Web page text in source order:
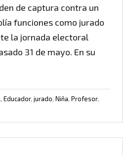
de captura contra un
funciones como jurado
la jornada electoral
31 de mayo. En su
, Educador, jurado, Niña, Profesor,